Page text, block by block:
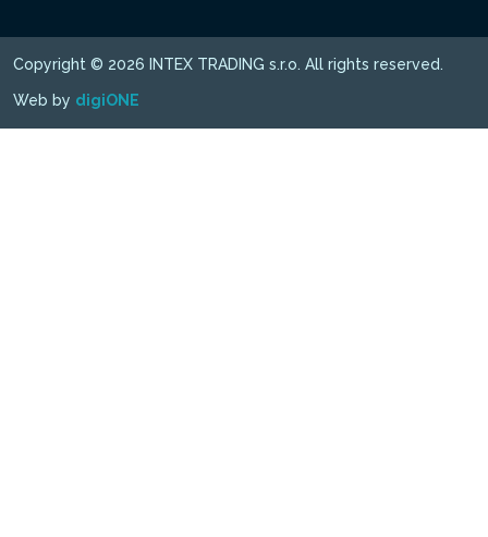
Copyright © 2026 INTEX TRADING s.r.o. All rights reserved.
Web by digiONE